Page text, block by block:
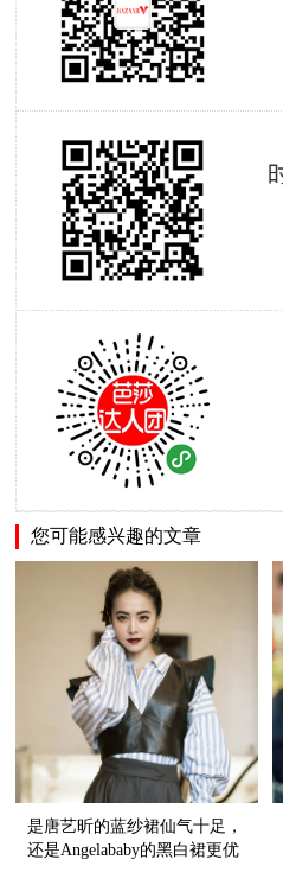
您可能感兴趣的文章
是唐艺昕的蓝纱裙仙气十足，
还是Angelababy的黑白裙更优